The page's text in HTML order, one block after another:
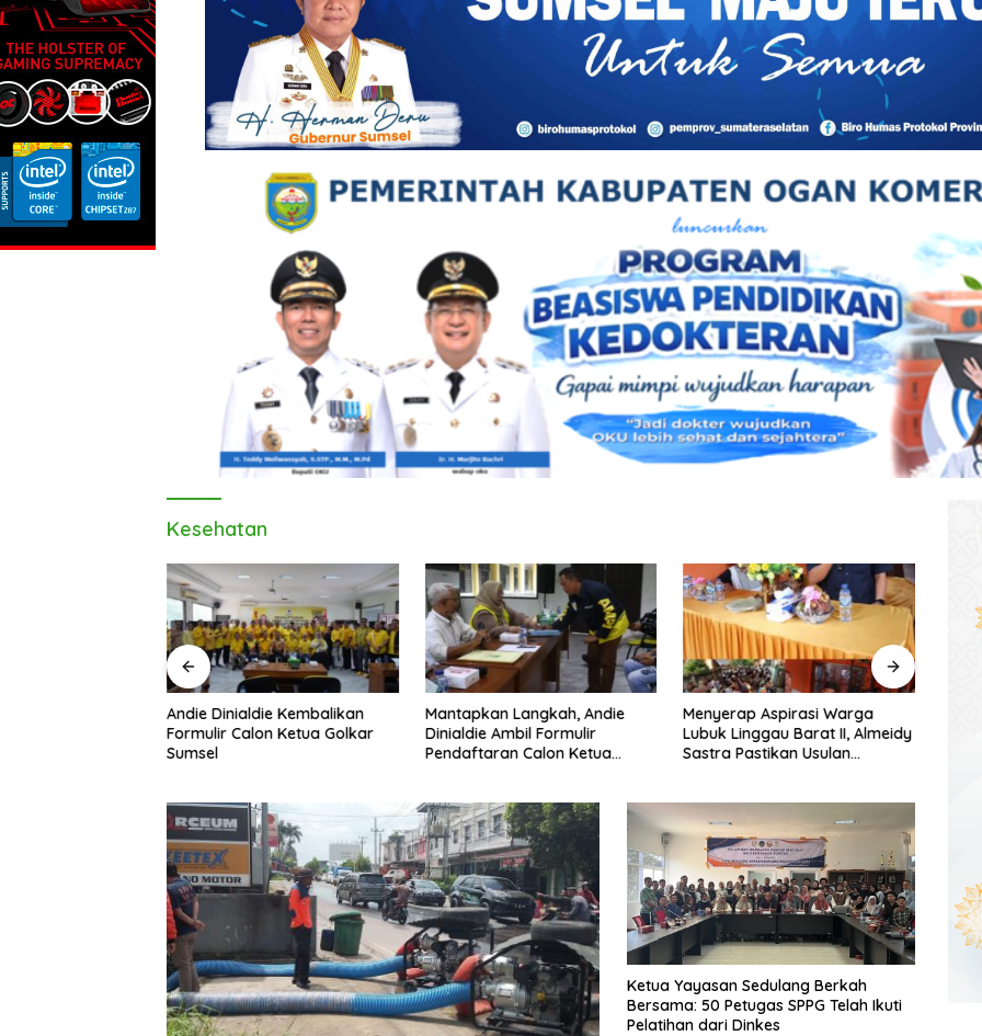
Kesehatan
Andie Dinialdie Kembalikan
Formulir Calon Ketua Golkar
Sumsel
Mantapkan Langkah, Andie
Dinialdie Ambil Formulir
Pendaftaran Calon Ketua
Menyerap Aspirasi Warga
Lubuk Linggau Barat II, Almeidy
Sastra Pastikan Usulan
Ketua Yayasan Sedulang Berkah
Bersama: 50 Petugas SPPG Telah Ikuti
Pelatihan dari Dinkes